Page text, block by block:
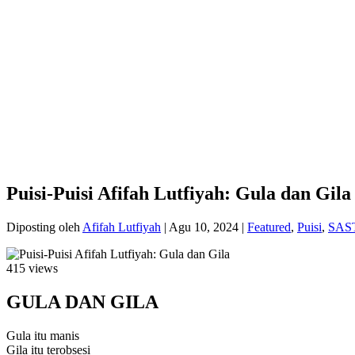
Puisi-Puisi Afifah Lutfiyah: Gula dan Gila
Diposting oleh Afifah Lutfiyah | Agu 10, 2024 | Featured, Puisi,
415 views
GULA DAN GILA
Gula itu manis
Gila itu terobsesi